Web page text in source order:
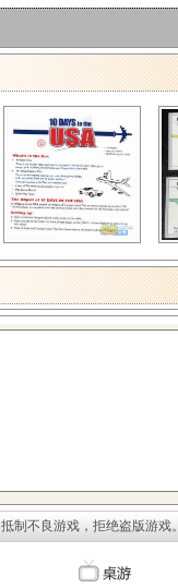
抵制不良游戏，拒绝盗版游戏